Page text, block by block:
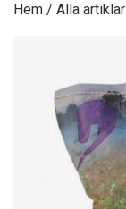
Hem / Alla artiklar